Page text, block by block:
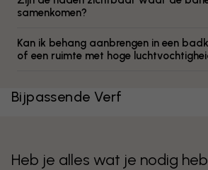
samenkomen?
Kan ik behang aanbrengen in een
of een ruimte met hoge
Bijpassende Verf
Heb je alles wat je nodig